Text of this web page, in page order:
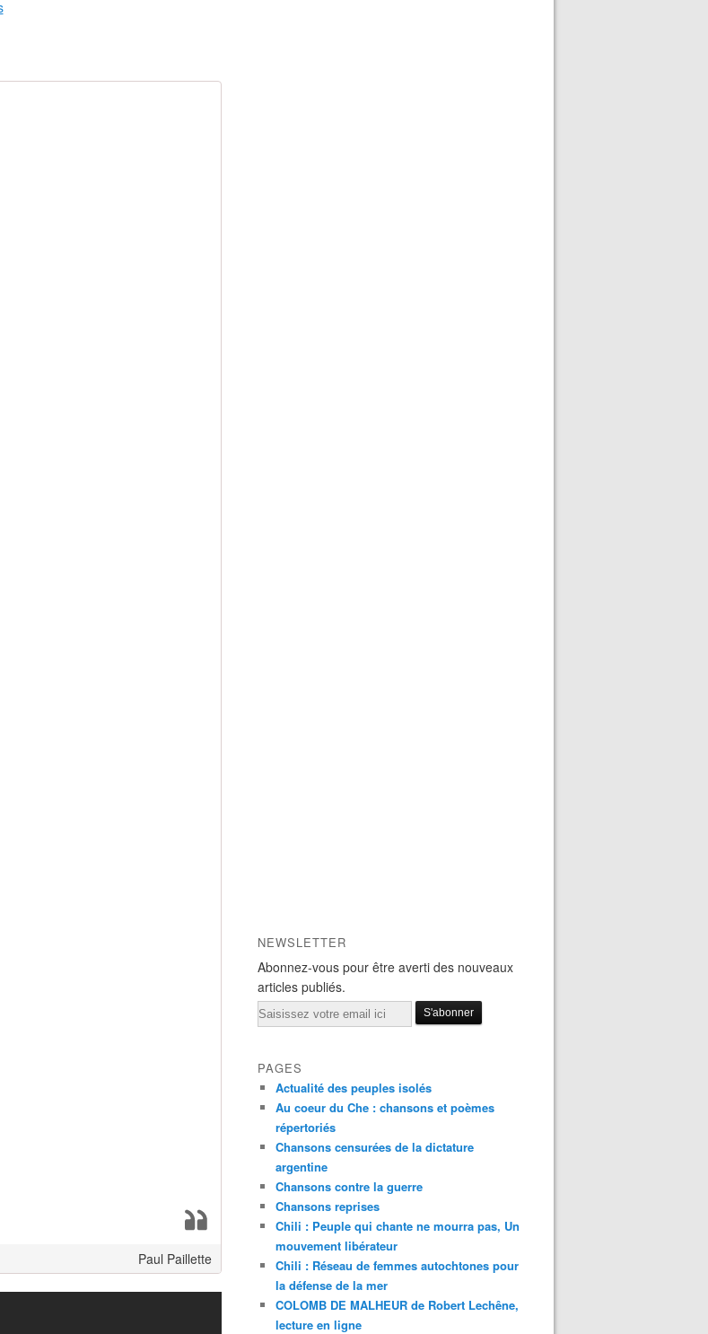
Paul Paillette
NEWSLETTER
Abonnez-vous pour être averti des nouveaux
articles publiés.
Email
PAGES
Actualité des peuples isolés
Au coeur du Che : chansons et poèmes
répertoriés
Chansons censurées de la dictature
argentine
Chansons contre la guerre
Chansons reprises
Chili : Peuple qui chante ne mourra pas, Un
mouvement libérateur
Chili : Réseau de femmes autochtones pour
la défense de la mer
COLOMB DE MALHEUR de Robert Lechêne,
lecture en ligne